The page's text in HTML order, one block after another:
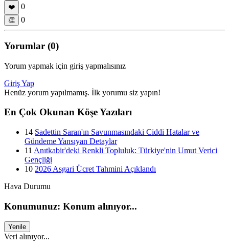
❤️ 0
👏 0
Yorumlar (0)
Yorum yapmak için giriş yapmalısınız
Giriş Yap
Henüz yorum yapılmamış. İlk yorumu siz yapın!
En Çok Okunan Köşe Yazıları
14 Sadettin Saran'ın Savunmasındaki Ciddi Hatalar ve
Gündeme Yansıyan Detaylar
11 Anıtkabir'deki Renkli Topluluk: Türkiye'nin Umut Verici
Gençliği
10 2026 Asgari Ücret Tahmini Açıklandı
Hava Durumu
Konumunuz: Konum alınıyor...
Yenile
Veri alınıyor...